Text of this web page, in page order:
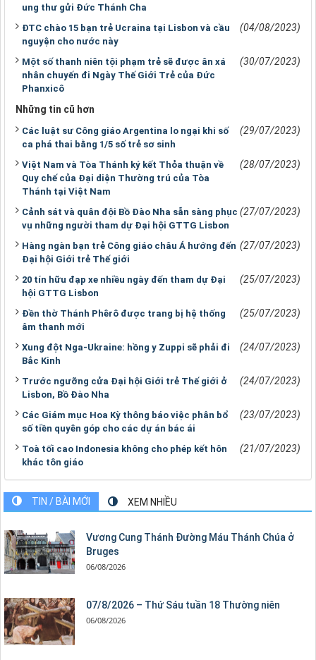
ung thư gửi Đức Thánh Cha
ĐTC chào 15 bạn trẻ Ucraina tại Lisbon và cầu
nguyện cho nước này
(04/08/2023)
Một số thanh niên tội phạm trẻ sẽ được ân xá
nhân chuyến đi Ngày Thế Giới Trẻ của Đức
Phanxicô
(30/07/2023)
Những tin cũ hơn
Các luật sư Công giáo Argentina lo ngại khi số
ca phá thai bằng 1/5 số trẻ sơ sinh
(29/07/2023)
Việt Nam và Tòa Thánh ký kết Thỏa thuận về
Quy chế của Đại diện Thường trú của Tòa
Thánh tại Việt Nam
(28/07/2023)
Cảnh sát và quân đội Bồ Đào Nha sẵn sàng phục
vụ những người tham dự Đại hội GTTG Lisbon
(27/07/2023)
Hàng ngàn bạn trẻ Công giáo châu Á hướng đến
Đại hội Giới trẻ Thế giới
(27/07/2023)
20 tín hữu đạp xe nhiều ngày đến tham dự Đại
hội GTTG Lisbon
(25/07/2023)
Đền thờ Thánh Phêrô được trang bị hệ thống
âm thanh mới
(25/07/2023)
Xung đột Nga-Ukraine: hồng y Zuppi sẽ phải đi
Bắc Kinh
(24/07/2023)
Trước ngưỡng cửa Đại hội Giới trẻ Thế giới ở
Lisbon, Bồ Đào Nha
(24/07/2023)
Các Giám mục Hoa Kỳ thông báo việc phân bổ
số tiền quyên góp cho các dự án bác ái
(23/07/2023)
Toà tối cao Indonesia không cho phép kết hôn
khác tôn giáo
(21/07/2023)
TIN / BÀI MỚI XEM NHIỀU
Vương Cung Thánh Ðường Máu Thánh Chúa ở
Bruges
06/08/2026
07/8/2026 – Thứ Sáu tuần 18 Thường niên
06/08/2026